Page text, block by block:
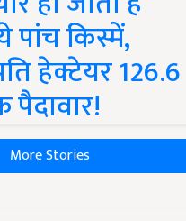
पांच किस्में,
हेक्टेयर 126.6
More Stories